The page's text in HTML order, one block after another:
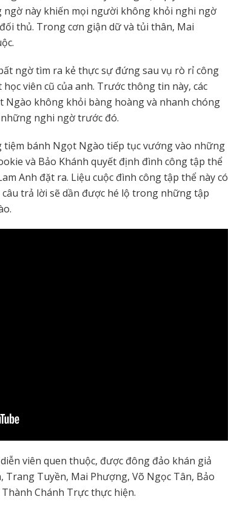
này khiến mọi người không khỏi nghi ngờ
thủ. Trong cơn giận dữ và tủi thân, Mai
ngờ tìm ra kẻ thực sự đứng sau vụ rò rỉ công
viên cũ của anh. Trước thông tin này, các
không khỏi bàng hoàng và nhanh chóng
nghi ngờ trước đó.
bánh Ngọt Ngào tiếp tục vướng vào những
và Bảo Khánh quyết định đình công tập thể
Anh đặt ra. Liệu cuộc đình công tập thể này có
trả lời sẽ dần được hé lộ trong những tập
viên quen thuộc, được đông đảo khán giả
Trang Tuyền, Mai Phượng, Võ Ngọc Tân, Bảo
Chánh Trực thực hiện.